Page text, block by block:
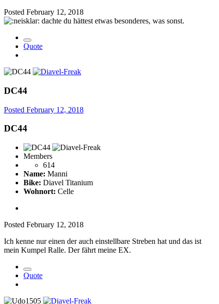
Posted February 12, 2018
dachte du hättest etwas besonderes, was sonst.
Quote
DC44
Posted February 12, 2018
DC44
Members
614
Name: Manni
Bike: Diavel Titanium
Wohnort: Celle
Posted February 12, 2018
Ich kenne nur einen der auch einstellbare Streben hat und das ist
mein Kumpel Ralle. Der fährt meine EX.
Quote